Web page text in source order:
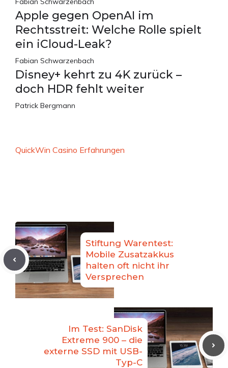
Apple gegen OpenAI im
Rechtsstreit: Welche Rolle spielt
ein iCloud-Leak?
Fabian Schwarzenbach
Disney+ kehrt zu 4K zurück –
doch HDR fehlt weiter
Patrick Bergmann
QuickWin Casino Erfahrungen
Stiftung Warentest:
Mobile Zusatzakkus
halten oft nicht ihr
Versprechen
Im Test: SanDisk
Extreme 900 – die
externe SSD mit USB-
Typ-C